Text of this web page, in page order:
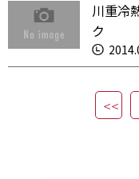
川重冷
ク